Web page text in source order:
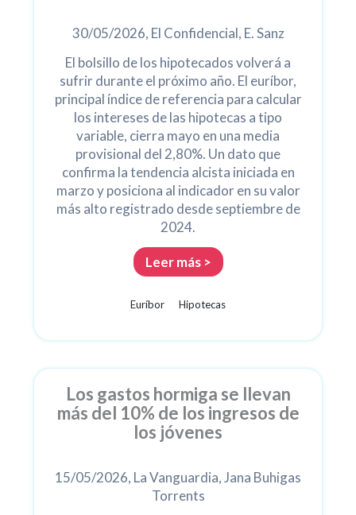
30/05/2026, El Confidencial, E. Sanz
El bolsillo de los hipotecados volverá a
sufrir durante el próximo año. El euríbor,
principal índice de referencia para calcular
los intereses de las hipotecas a tipo
variable, cierra mayo en una media
provisional del 2,80%. Un dato que
confirma la tendencia alcista iniciada en
marzo y posiciona al indicador en su valor
más alto registrado desde septiembre de
2024.
Leer más >
Euríbor Hipotecas
Los gastos hormiga se llevan
más del 10% de los ingresos de
los jóvenes
15/05/2026, La Vanguardia, Jana Buhigas
Torrents